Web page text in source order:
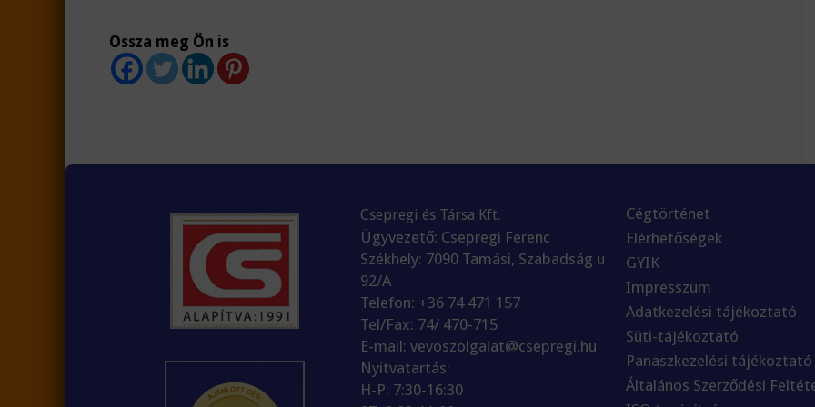
Ossza meg Ön is
Csepregi és Társa Kft.
Ügyvezető: Csepregi Ferenc
Székhely: 7090 Tamási, Szabadság u
92/A
Telefon: +36 74 471 157
Tel/Fax: 74/ 470-715
E-mail: vevoszolgalat@csepregi.hu
Nyitvatartás:
H-P: 7:30-16:30
Cégtörténet
Elérhetőségek
GYIK
Impresszum
Adatkezelési tájékoztató
Süti-tájékoztató
Panaszkezelési tájékoztató
Általános Szerződési